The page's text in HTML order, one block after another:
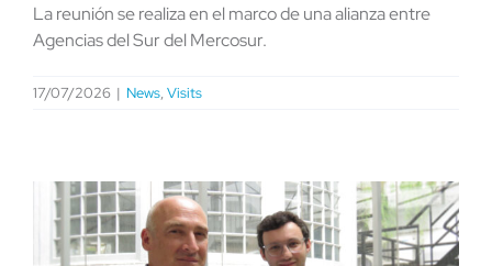
La reunión se realiza en el marco de una alianza entre
Agencias del Sur del Mercosur.
17/07/2026 | News,Visits